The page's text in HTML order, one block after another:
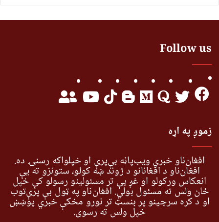
Follow us
زموږ په اړه
افغان‌ناو خبري ویب‌پاڼه بې‌پرې او خپلواکه رسنۍ ده.
افغان‌ناو د افغانانو د ژوند ښه کولو، ستونزو ته یې
انعکاس ورکولو او غږ یې تر مسئولینو رسولو کې خپل
ځان ولس ته مسئول بولي. افغان‌ناو په ټول بې پرې‌توب
او د کره سرچینو پر بنسټ تر نورو مخکې خبري پوښښ
خپل ولس ته رسوي.